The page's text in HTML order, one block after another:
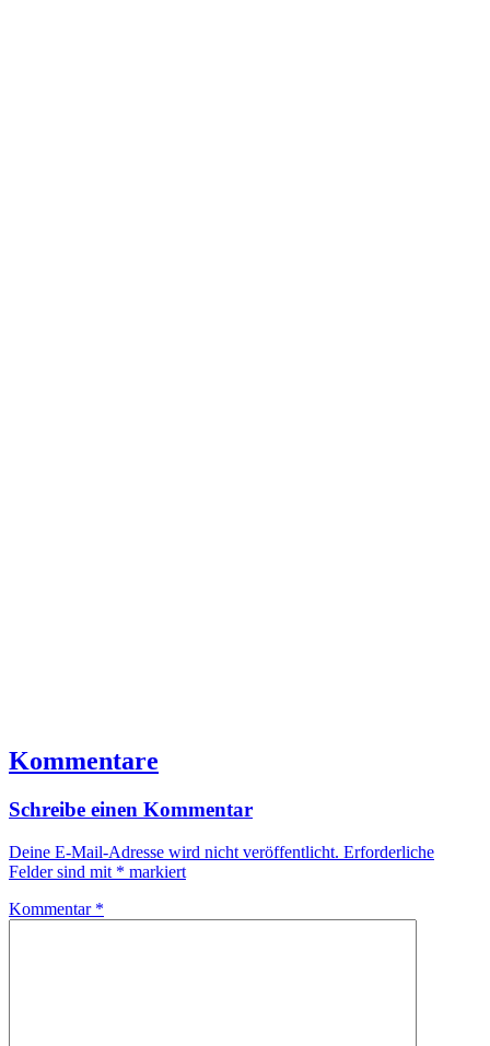
Kommentare
Schreibe einen Kommentar
Deine E-Mail-Adresse wird nicht veröffentlicht. Erforderliche
Felder sind mit * markiert
Kommentar *